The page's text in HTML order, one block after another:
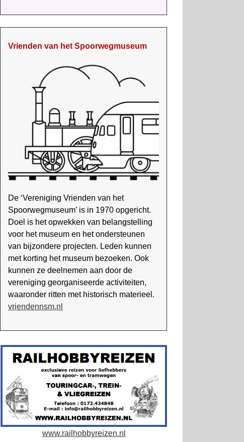
Vrienden van het Spoorweg­museum
De ‘Vereniging Vrienden van het
Spoorweg­museum’ is in 1970 opgericht.
Doel is het opwekken van belang­stelling
voor het museum en het onder­steunen
van bijzondere projecten. Leden kunnen
met korting het museum bezoeken. Ook
kunnen ze deel­nemen aan door de
verenig­ing georganiseerde activiteiten,
waar­onder ritten met historisch materieel.
vriendennsm.nl
www.railhobbyreizen.nl